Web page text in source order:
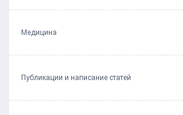
Медицина
Публикации и написание статей